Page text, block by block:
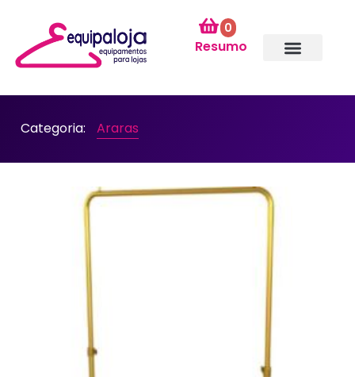
0
Resumo
Categoria: Araras